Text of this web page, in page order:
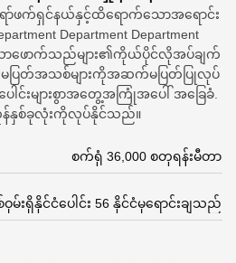
ဖက်ရှင်နယ်နှင့်ထိရောက်သောအရောင်း
Department Department
ာဖောက်သည်များ၏ကိုယ်ပိုင်လိုအပ်ချက်
ပြတ်အသစ်များကိုအဆက်မပြတ်ပြုလုပ်
းများစွာအတွေ့အကြုံအပေါ် အခြေခံ.
နှစ်ခုလုံးကိုလုပ်နိုင်သည်။
စက်ရုံ 36,000 စတုရန်းမီတာ
မ်းရှိနိုင်ငံပေါင်း 56 နိုင်ငံမှရောင်းချသည်